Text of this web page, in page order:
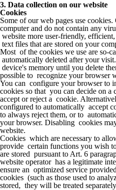
3. Data collection on our website
Cookies
Some of our web pages use
computer and do not contain any
website more user-friendly,
text files that are stored on your
Most of the cookies we use are so-
automatically deleted after your
device's memory until you delete
possible to recognize your browser
You can configure your browser to
cookies so that you can decide on a
accept or reject a cookie.
configured to automatically accept
to always reject them, or to
your browser. Disabling cookies
website.
Cookies which are necessary to
provide certain functions you wish
are stored pursuant to Art. 6
website operator has a legitimate
ensure an optimized service
cookies (such as those used to
stored, they will be treated